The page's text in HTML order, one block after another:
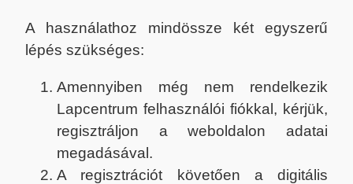
A használathoz mindössze két egyszerű
lépés szükséges:
Amennyiben még nem rendelkezik
Lapcentrum felhasználói fiókkal, kérjük,
regisztráljon a weboldalon adatai
megadásával.
A regisztrációt követően a digitális